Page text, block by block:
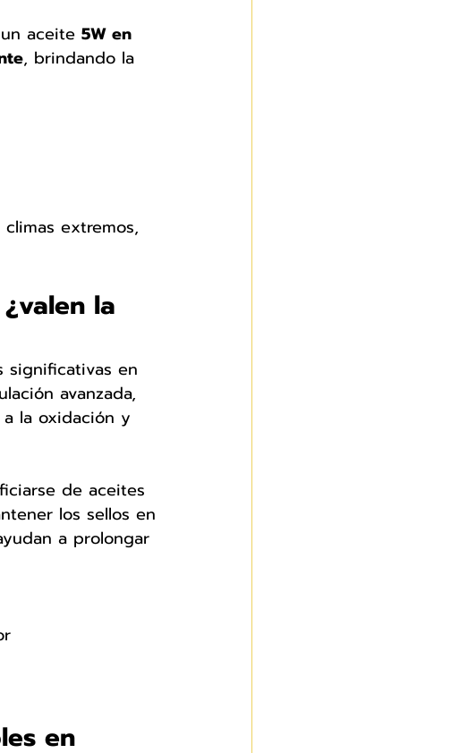
aceite 5W en
, brindando la
extremos,
la
significativas en
avanzada,
la oxidación y
de aceites
los sellos en
a prolongar
en